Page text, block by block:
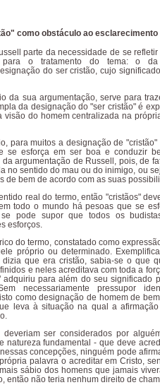
como obstáculo ao esclarecimento
parte da necessidade de se
o tratamento do tema: o da
do ser cristão, cujo
da sua argumentação, serve para
da designação do "ser cristão" é
visão do homem centralizada na
para muitos a designação de
se esforça em ser boa e conduzir
argumentação de Russell, pois, de
no sentido do mau ou do inimigo, ou
de bem de acordo com as suas
real do termo, então "cristãos"
todo o mundo há pesoas que se
pode supor que todos os
esforços.
do termo, constatado como
próprio ou determinado.
que era cristão, sabia-se o que
e neles acreditava com toda a
para além do seu significado
necessariamente pressupor
como designação de homem de
leva à situação na qual a
ser considerados por
natureza fundamental - que deve
concepções, ninguém pode
palavra o acreditar em Cristo,
sábio dos homens que jamais
então não teria nenhum direito de